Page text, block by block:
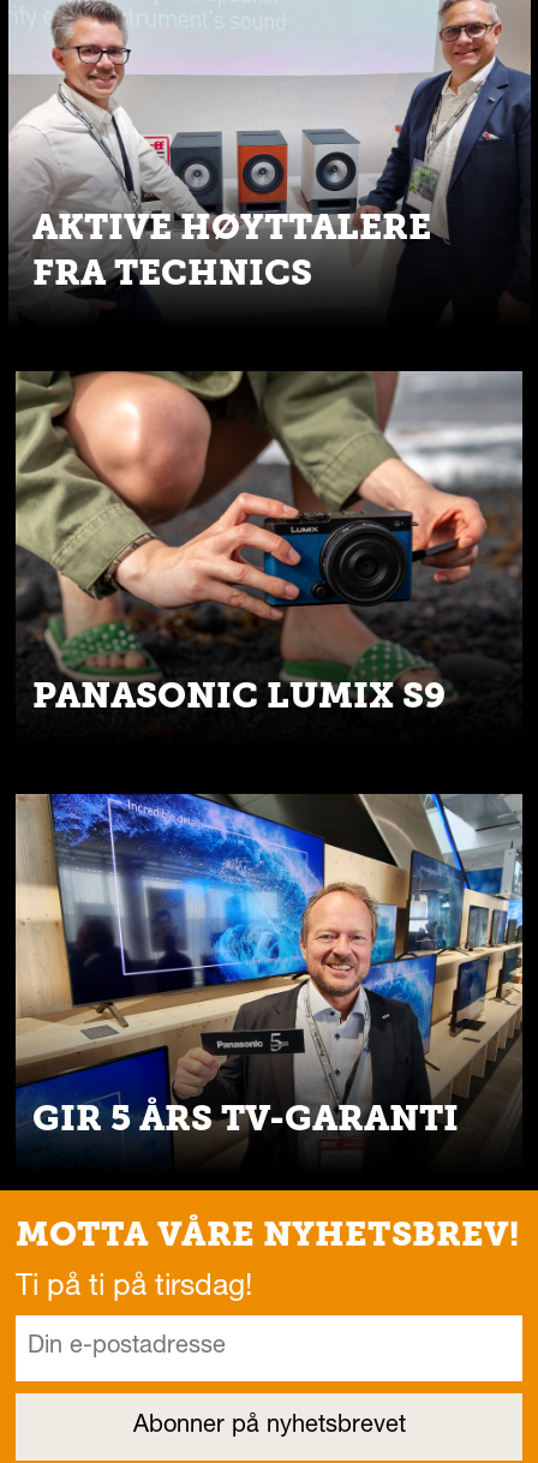
AKTIVE HØYTTALERE
FRA TECHNICS
PANASONIC LUMIX S9
GIR 5 ÅRS TV-GARANTI
MOTTA VÅRE NYHETSBREV!
Ti på ti på tirsdag!